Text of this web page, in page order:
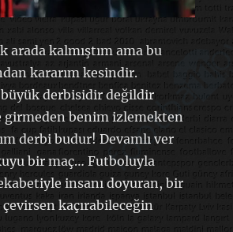
arada kalmıştım ama bu
kararım kesindir.
büyük derbisidir değildir
girmeden benim izlemekten
derbi budur! Devamlı ver
bir maç… Futboluyla
insanı doyuran, bir
çevirsen kaçırabileceğin